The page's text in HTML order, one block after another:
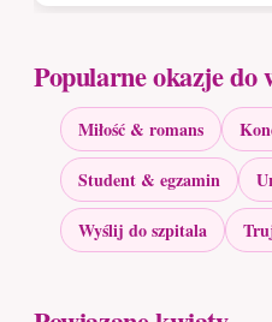
Popularne okazje do
Miłość & romans
Student & egzamin
Wyślij do szpitala